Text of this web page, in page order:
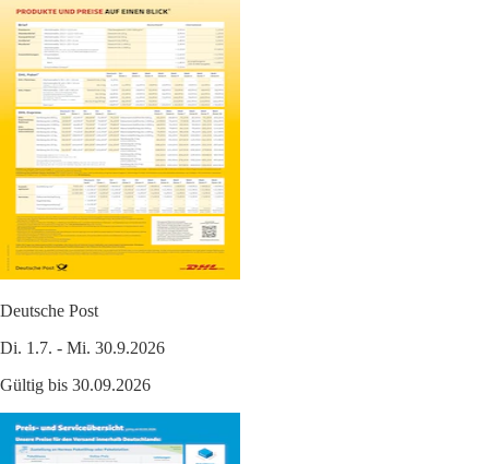
Deutsche Post
Di. 1.7. - Mi. 30.9.2026
Gültig bis 30.09.2026